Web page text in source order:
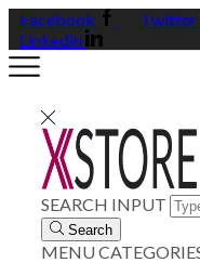
Facebook Twitter
Linkedin
SEARCH INPUT
Search
MENU